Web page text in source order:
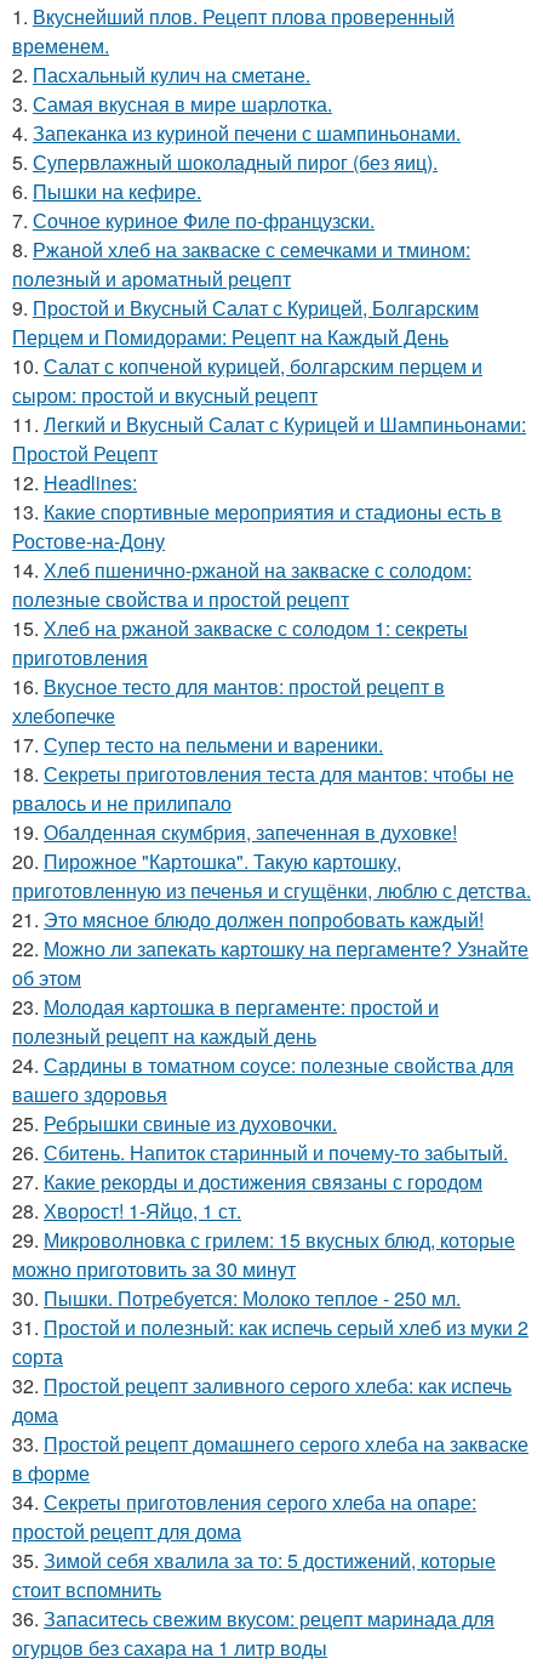
1. Вкуснейший плов. Рецепт плова проверенный
временем.
2. Пасхальный кулич на сметане.
3. Самая вкусная в мире шарлотка.
4. Запеканка из куриной печени с шампиньонами.
5. Супервлажный шоколадный пирог (без яиц).
6. Пышки на кефире.
7. Сочное куриное Филе по-французски.
8. Ржаной хлеб на закваске с семечками и тмином:
полезный и ароматный рецепт
9. Простой и Вкусный Салат с Курицей, Болгарским
Перцем и Помидорами: Рецепт на Каждый День
10. Салат с копченой курицей, болгарским перцем и
сыром: простой и вкусный рецепт
11. Легкий и Вкусный Салат с Курицей и Шампиньонами:
Простой Рецепт
12. Headlines:
13. Какие спортивные мероприятия и стадионы есть в
Ростове-на-Дону
14. Хлеб пшенично-ржаной на закваске с солодом:
полезные свойства и простой рецепт
15. Хлеб на ржаной закваске с солодом 1: секреты
приготовления
16. Вкусное тесто для мантов: простой рецепт в
хлебопечке
17. Супер тесто на пельмени и вареники.
18. Секреты приготовления теста для мантов: чтобы не
рвалось и не прилипало
19. Обалденная скумбрия, запеченная в духовке!
20. Пирожное "Картошка". Такую картошку,
приготовленную из печенья и сгущёнки, люблю с детства.
21. Это мясное блюдо должен попробовать каждый!
22. Можно ли запекать картошку на пергаменте? Узнайте
об этом
23. Молодая картошка в пергаменте: простой и
полезный рецепт на каждый день
24. Сардины в томатном соусе: полезные свойства для
вашего здоровья
25. Ребрышки свиные из духовочки.
26. Сбитень. Напиток старинный и почему-то забытый.
27. Какие рекорды и достижения связаны с городом
28. Хворост! 1-Яйцо, 1 ст.
29. Микроволновка с грилем: 15 вкусных блюд, которые
можно приготовить за 30 минут
30. Пышки. Потребуется: Молоко теплое - 250 мл.
31. Простой и полезный: как испечь серый хлеб из муки 2
сорта
32. Простой рецепт заливного серого хлеба: как испечь
дома
33. Простой рецепт домашнего серого хлеба на закваске
в форме
34. Секреты приготовления серого хлеба на опаре:
простой рецепт для дома
35. Зимой себя хвалила за то: 5 достижений, которые
стоит вспомнить
36. Запаситесь свежим вкусом: рецепт маринада для
огурцов без сахара на 1 литр воды